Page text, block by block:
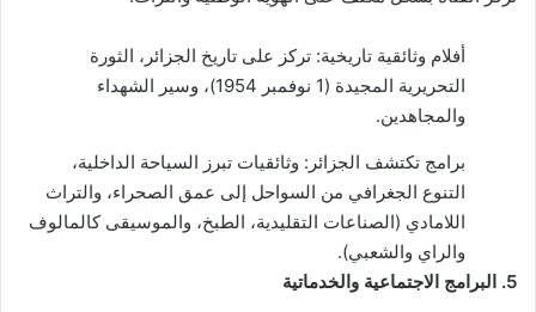
أفلام وثائقية تاريخية: تركز على تاريخ الجزائر، الثورة
التحريرية المجيدة (1 نوفمبر 1954)، وسير الشهداء
والمجاهدين.
برامج تكتشف الجزائر: وثائقيات تبرز السياحة الداخلية،
التنوع الجغرافي من السواحل إلى عمق الصحراء، والتراث
اللامادي (الصناعات التقليدية، الطبخ، والموسيقى كالمالوف
والراي والشعبي).
5. البرامج الاجتماعية والخدماتية